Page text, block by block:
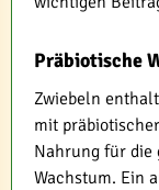
Präbiotische
Zwiebeln
mit
Nahrung für die
Wachstum. Ein